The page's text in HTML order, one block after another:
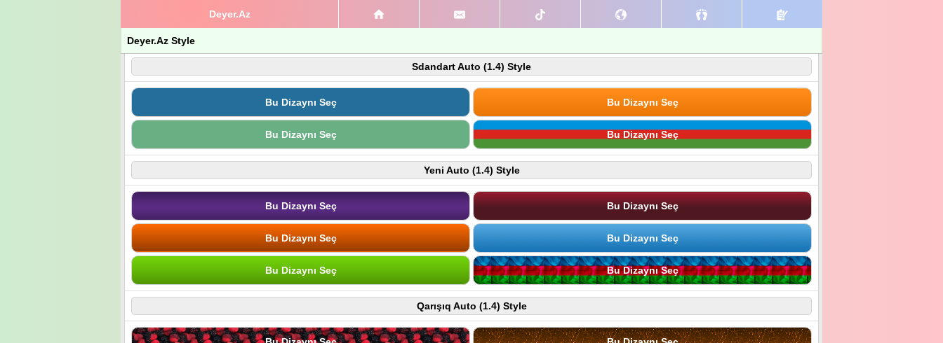
Deyer.Az
Deyer.Az Style
Sdandart Auto (1.4) Style
Bu Dizaynı Seç Bu Dizaynı Seç
Bu Dizaynı Seç Bu Dizaynı Seç
Yeni Auto (1.4) Style
Bu Dizaynı Seç Bu Dizaynı Seç
Bu Dizaynı Seç Bu Dizaynı Seç
Bu Dizaynı Seç Bu Dizaynı Seç
Qarışıq Auto (1.4) Style